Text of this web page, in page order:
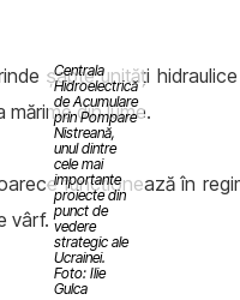
șapte unități
mărime din lume.
funcționează în
vârf.
Centrala
Hidroelectrică
de Acumulare
prin Pompare
Nistreană,
unul dintre
cele mai
importante
proiecte din
punct de
vedere
strategic ale
Ucrainei.
Foto: Ilie
Gulca